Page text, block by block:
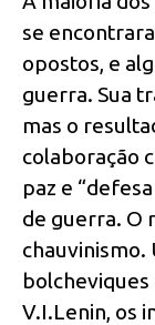
se
opostos, e
guerra. Sua
mas o
colaboração
paz e
de guerra. O
chauvinismo.
bolcheviques
V.I.Lenin, os